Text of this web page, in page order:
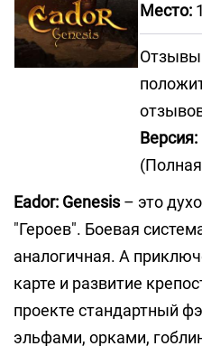
Место:
Отзывы
Версия:
Eador: Genesis– это
"Героев". Боевая
аналогичная. А
карте и развитие
проекте стандартный
эльфами, орками,